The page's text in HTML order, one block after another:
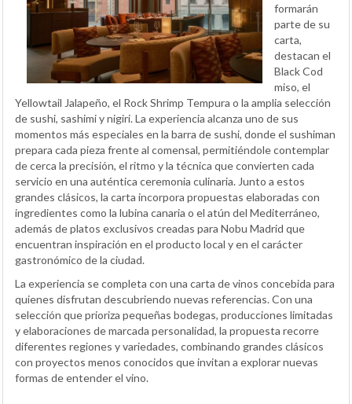
formarán
parte de su
carta,
destacan el
Black Cod
miso, el
Yellowtail Jalapeño, el Rock Shrimp Tempura o la amplia selección
de sushi, sashimi y nigiri. La experiencia alcanza uno de sus
momentos más especiales en la barra de sushi, donde el sushiman
prepara cada pieza frente al comensal, permitiéndole contemplar
de cerca la precisión, el ritmo y la técnica que convierten cada
servicio en una auténtica ceremonia culinaria. Junto a estos
grandes clásicos, la carta incorpora propuestas elaboradas con
ingredientes como la lubina canaria o el atún del Mediterráneo,
además de platos exclusivos creadas para Nobu Madrid que
encuentran inspiración en el producto local y en el carácter
gastronómico de la ciudad.
La experiencia se completa con una carta de vinos concebida para
quienes disfrutan descubriendo nuevas referencias. Con una
selección que prioriza pequeñas bodegas, producciones limitadas
y elaboraciones de marcada personalidad, la propuesta recorre
diferentes regiones y variedades, combinando grandes clásicos
con proyectos menos conocidos que invitan a explorar nuevas
formas de entender el vino.